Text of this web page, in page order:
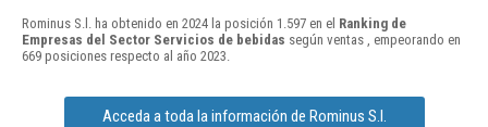
Rominus S.l. ha obtenido en 2024 la posición 1.597 en el Ranking de
Empresas del Sector Servicios de bebidas según ventas , empeorando en
669 posiciones respecto al año 2023.
Acceda a toda la información de Rominus S.l.